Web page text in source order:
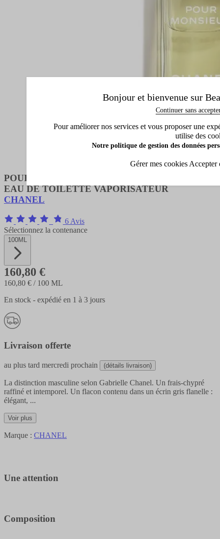
POUR MONSIEUR
EAU DE TOILETTE VAPORISATEUR
CHANEL
6 Avis
Sélectionnez la contenance
100ML
160,80 €
160,80 € / 100 ML
En stock - expédié en 1 à 3 jours
Livraison offerte
au plus tard mercredi prochain (détails livraison)
La distinction masculine selon Gabrielle Chanel. Un frais-chypré
raffiné et intemporel. Un flacon contenu dans un écrin gris flanelle :
élégant, ...
Voir plus
Marque : CHANEL
Une attention
Composition
Bonjour et bienvenue sur
Continuer sans
Pour améliorer nos services et vous proposer une
utilise des
Notre politique de gestion des données
Gérer mes cookies Accepter